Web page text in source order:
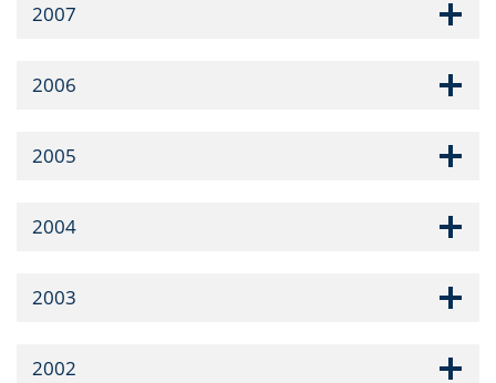
2007
2006
2005
2004
2003
2002